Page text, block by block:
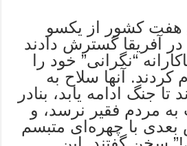
هفت کشور از یکسو
آفریقا گسترش دادند
“نگرانی” خود را
کردند. آنها سلاح به
تا جنگ ادامه یابد، بنادر
به مردم فقیر نرسد، و
با چهره‌ای متبسم